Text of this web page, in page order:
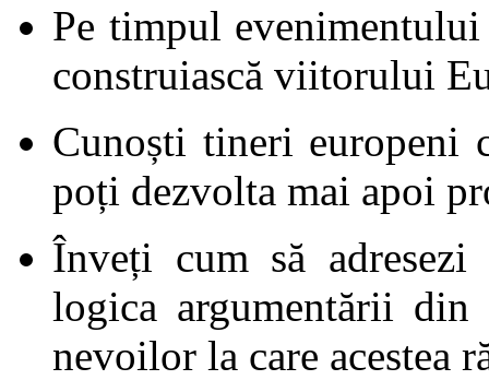
Pe timpul
construiască viitorului
Cunoști tineri europeni
poți dezvolta mai apoi
Înveți cum să adresezi
logica argumentării
nevoilor la care acestea